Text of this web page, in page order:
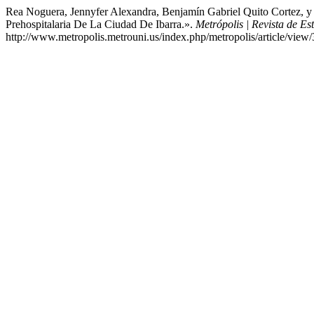
Rea Noguera, Jennyfer Alexandra, Benjamín Gabriel Quito
Prehospitalaria De La Ciudad De Ibarra.». Metrópolis | Revista de
http://www.metropolis.metrouni.us/index.php/metropolis/article/view/